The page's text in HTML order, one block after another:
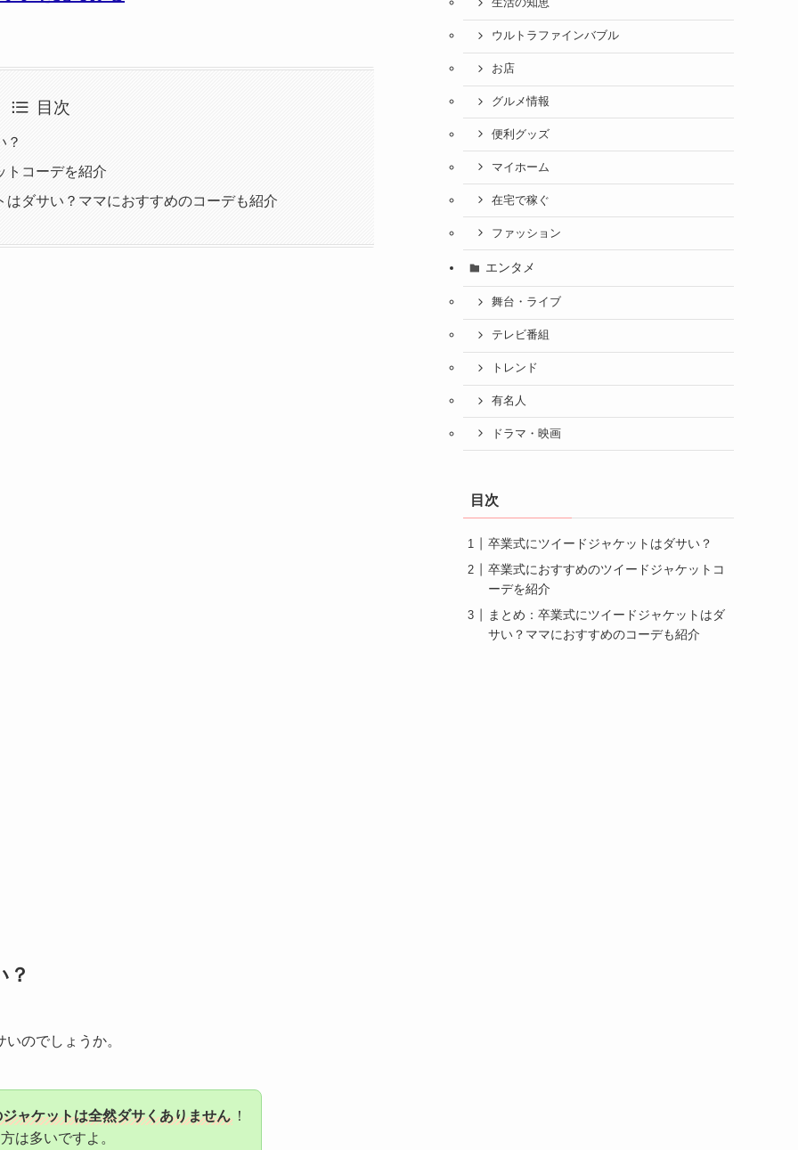
目次
？
トコーデを紹介
ダサい？ママにおすすめのコーデも紹介
？
のでしょうか。
ャケットは全然ダサくありません ！
は多いですよ。
生活の知恵
ウルトラファインバブル
お店
グルメ情報
便利グッズ
マイホーム
在宅で稼ぐ
ファッション
エンタメ
舞台・ライブ
テレビ番組
トレンド
有名人
ドラマ・映画
目次
卒業式にツイードジャケットはダサい？
卒業式におすすめのツイードジャケットコ
ーデを紹介
まとめ：卒業式にツイードジャケットはダ
サい？ママにおすすめのコーデも紹介